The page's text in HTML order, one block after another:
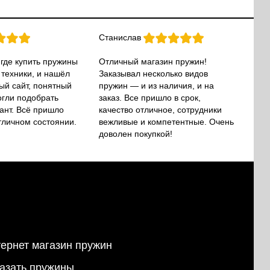
купить пружины
и нашёл
сайт, понятный
подобрать
Всё пришло
состоянии.
Станислав
Отличный магазин пружин!
Заказывал несколько видов
пружин — и из наличия, и на
заказ. Все пришло в срок,
качество отличное, сотрудники
вежливые и компетентные. Очень
доволен покупкой!
магазин пружин